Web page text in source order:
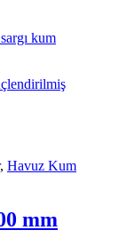
kum
, Havuz Kum
mm